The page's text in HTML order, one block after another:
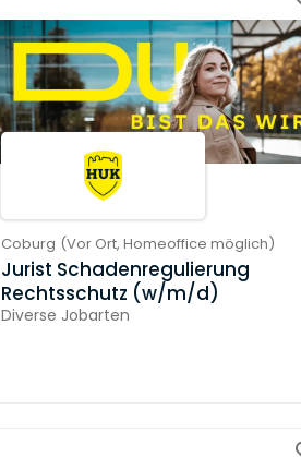
Coburg (Vor Ort, Homeoffice möglich)
Jurist Schadenregulierung
Rechtsschutz (w/m/d)
Diverse Jobarten